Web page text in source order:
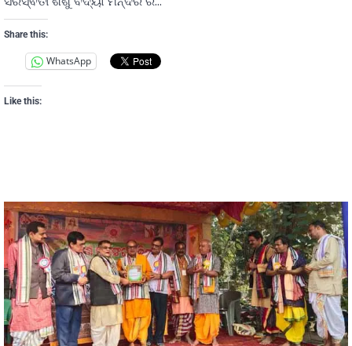
Share this:
WhatsApp
Like this: